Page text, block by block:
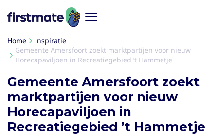
Home
inspiratie
Gemeente Amersfoort zoekt marktpartijen voor nieuw
Horecapaviljoen in Recreatiegebied ’t Hammetje
Gemeente Amersfoort zoekt
marktpartijen voor nieuw
Horecapaviljoen in
Recreatiegebied ’t Hammetje